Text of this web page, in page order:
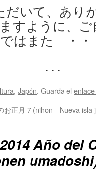
だいて、あり
すように、
ではまた ・・
. . .
, Japón. Guarda el
お正月 7 (nihon
Nueva isla
2014 Año del